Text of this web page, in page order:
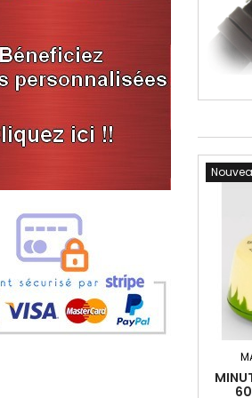
4,90 €
4,90 €